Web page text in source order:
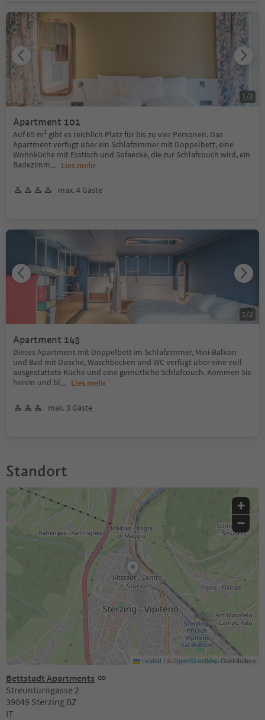
Apartment 101
Auf 65 m² gibt es reichlich Platz für bis zu vier Personen. Das
Apartment verfügt über ein Schlafzimmer mit Doppelbett, eine
Wohnküche mit Esstisch und Sofaecke, die zur Schlafcouch wird, ein
Badezimm... Lies mehr
max. 4 Gäste
1 /2
Apartment 143
Dieses Apartment mit Doppelbett im Schlafzimmer, Mini-Balkon
und Bad mit Dusche, Waschbecken und WC verfügt über eine voll
ausgestattete Küche und eine gemütliche Schlafcouch. Kommen Sie
herein und bl... Lies mehr
max. 3 Gäste
1/2
Standort
Bettstadt Apartments
Streunturngasse 2
39049 Sterzing BZ
IT
+
−
Leaflet | ©OpenStreetMapContributors